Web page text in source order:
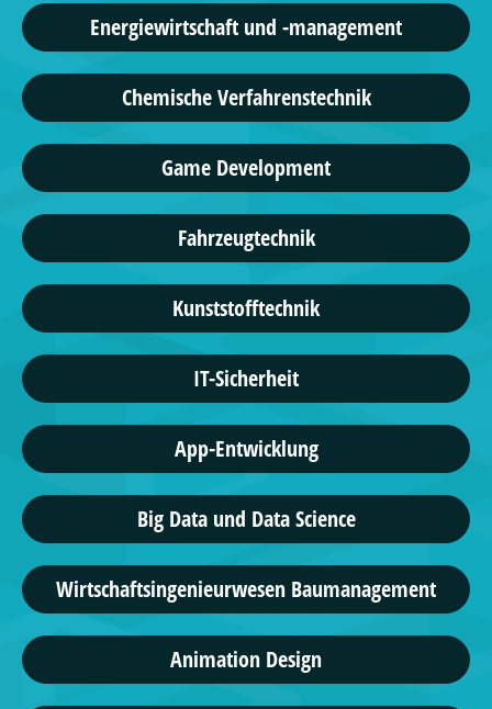
Energiewirtschaft und -management
Chemische Verfahrenstechnik
Game Development
Fahrzeugtechnik
Kunststofftechnik
IT-Sicherheit
App-Entwicklung
Big Data und Data Science
Wirtschaftsingenieurwesen Baumanagement
Animation Design